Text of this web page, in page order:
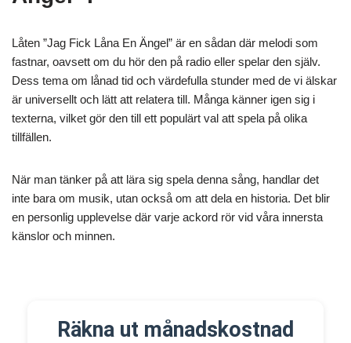
Låten ”Jag Fick Låna En Ängel” är en sådan där melodi som
fastnar, oavsett om du hör den på radio eller spelar den själv.
Dess tema om lånad tid och värdefulla stunder med de vi älskar
är universellt och lätt att relatera till. Många känner igen sig i
texterna, vilket gör den till ett populärt val att spela på olika
tillfällen.
När man tänker på att lära sig spela denna sång, handlar det
inte bara om musik, utan också om att dela en historia. Det blir
en personlig upplevelse där varje ackord rör vid våra innersta
känslor och minnen.
Räkna ut månadskostnad